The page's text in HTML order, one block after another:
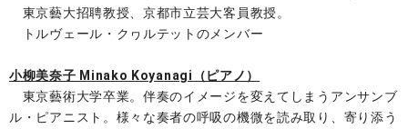
東京藝大招聘教授、京都市立芸大客員教授。
トルヴェール・クヮルテットのメンバー
小柳美奈子 Minako Koyanagi（ピアノ）
東京藝術大学卒業。伴奏のイメージを変えてしまうアンサンブ
ル・ピアニスト。様々な奏者の呼吸の機微を読み取り、寄り添う